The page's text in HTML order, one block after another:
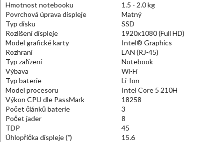
Hmotnost notebooku
1.5 - 2.0 kg
Povrchová úprava displeje
Matný
Typ disku
SSD
Rozlišení displeje
1920x1080 (Full HD)
Model grafické karty
Intel® Graphics
Rozhraní
LAN (RJ-45)
Typ zařízení
Notebook
Výbava
Wi-Fi
Typ baterie
Li-Ion
Model procesoru
Intel Core 5 210H
Výkon CPU dle PassMark
18258
Počet článků baterie
3
Počet jader
8
TDP
45
Úhlopříčka displeje (")
15.6